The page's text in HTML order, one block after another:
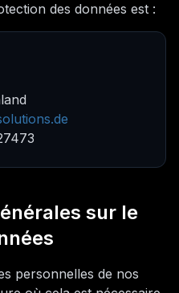
des données est :
sur le
personnelles de nos